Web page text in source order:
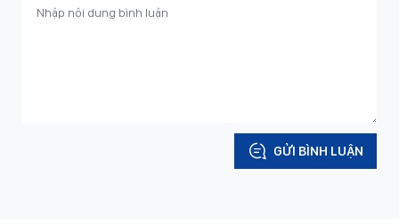
GỬI BÌNH LUẬN